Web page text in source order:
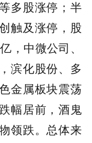
多股涨停；半
触及涨停，股
，中微公司、
滨化股份、多
金属板块震荡
幅居前，酒鬼
领跌。总体来